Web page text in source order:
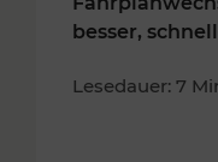
besser,
Lesedauer: 7